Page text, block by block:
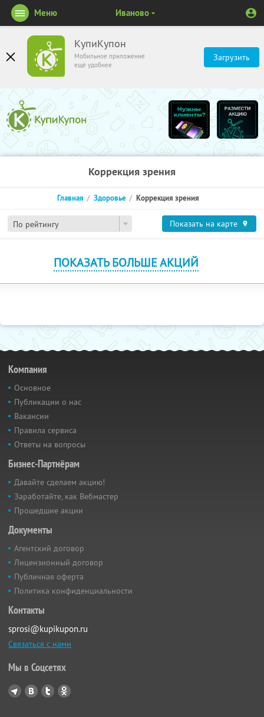
КупиКупон
Мобильное приложение
ещё удобнее
Загрузить
Меню Иваново
Коррекция зрения
По рейтингу
Главная Здоровье Коррекция зрения
Показать на карте
ПОКАЗАТЬ БОЛЬШЕ АКЦИЙ
Компания
Основное
Публикации о нас
Вакансии
Правила сервиса
Ответы на вопросы
Бизнес-Партнёрам
Давайте сделаем акцию!
Заработайте, как Вебмастер
Прошедшие акции
Документы
Агентский договор
Лицензионный договор
Публичная оферта
Политика конфиденциальности
Контакты
sprosi@kupikupon.ru
Связаться с нами
Мы в Соцсетях